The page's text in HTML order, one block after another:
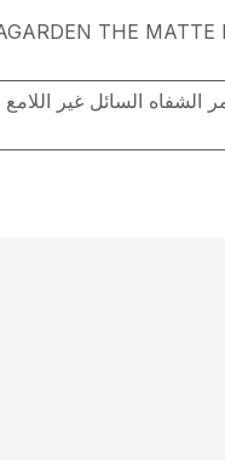
THE MATTE
الشفاه السائل غير